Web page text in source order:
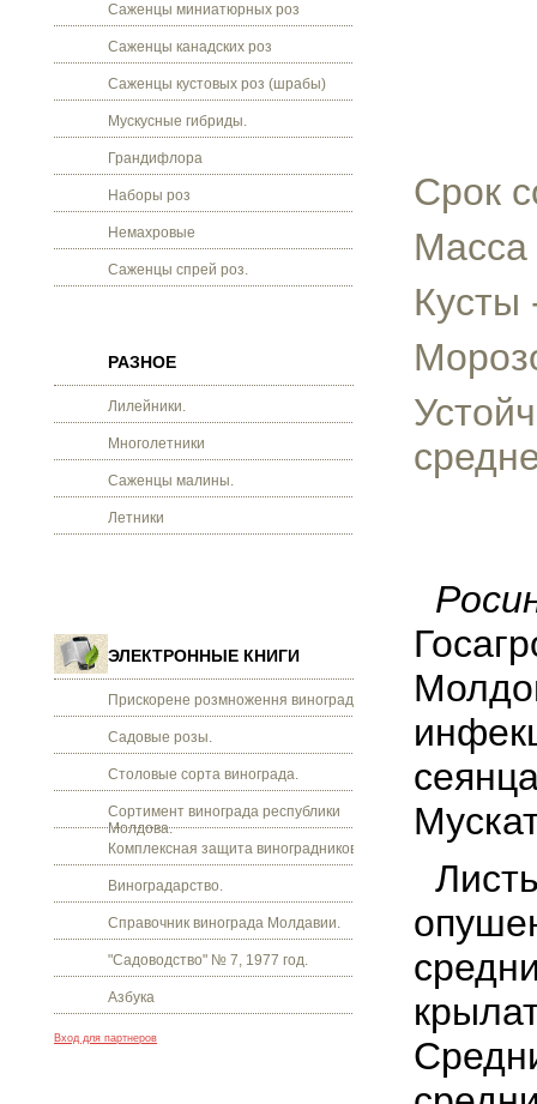
Саженцы миниатюрных роз
Саженцы канадских роз
Саженцы кустовых роз (шрабы)
Мускусные гибриды.
Грандифлора
Наборы роз
Немахровые
Саженцы спрей роз.
РАЗНОЕ
Лилейники.
Многолетники
Саженцы малины.
Летники
ЭЛЕКТРОННЫЕ КНИГИ
Прискорене розмноження винограду.
Садовые розы.
Столовые сорта винограда.
Сортимент винограда республики
Молдова.
Комплексная защита виноградников.
Виноградарство.
Справочник винограда Молдавии.
"Садоводство" № 7, 1977 год.
Азбука
Вход для партнеров
Срок
Масса
Кусты